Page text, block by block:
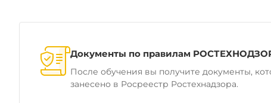
Документы по правилам
После обучения вы получите документы,
занесено в Росреестр Ростехнадзора.